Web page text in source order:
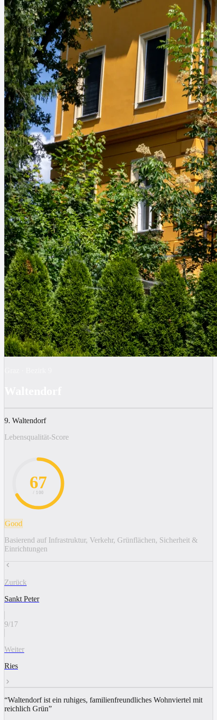
9. Waltendorf
Lebensqualität-Score
67
/ 100
Good
Basierend auf Infrastruktur, Verkehr, Grünflächen, Sicherheit &
Einrichtungen
Zurück
Sankt Peter
9/17
Weiter
Ries
“Waltendorf ist ein ruhiges, familienfreundliches Wohnviertel mit
reichlich Grün”